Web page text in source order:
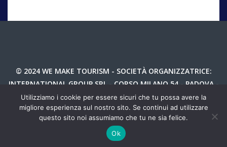
© 2024 WE MAKE TOURISM - SOCIETÀ ORGANIZZATRICE:
INTERNATIONAL GROUP SRL - CORSO MILANO 54 - PADOVA -
P.IVA 04987810282
TEL 049 8766730 - INFO@WEMAKETOURIM.IT - P.IVA
04987810282 -PRIVACY
Utilizziamo i cookie per essere sicuri che tu possa avere la
migliore esperienza sul nostro sito. Se continui ad utilizzare
questo sito noi assumiamo che tu ne sia felice.
Ok